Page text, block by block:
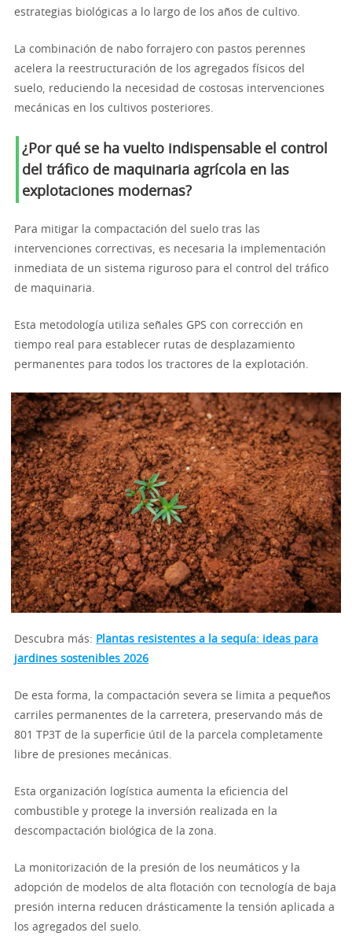
estrategias biológicas a lo largo de los años de cultivo.
La combinación de nabo forrajero con pastos perennes
acelera la reestructuración de los agregados físicos del
suelo, reduciendo la necesidad de costosas intervenciones
mecánicas en los cultivos posteriores.
¿Por qué se ha vuelto indispensable el control
del tráfico de maquinaria agrícola en las
explotaciones modernas?
Para mitigar la compactación del suelo tras las
intervenciones correctivas, es necesaria la implementación
inmediata de un sistema riguroso para el control del tráfico
de maquinaria.
Esta metodología utiliza señales GPS con corrección en
tiempo real para establecer rutas de desplazamiento
permanentes para todos los tractores de la explotación.
Descubra más: Plantas resistentes a la sequía: ideas para
jardines sostenibles 2026
De esta forma, la compactación severa se limita a pequeños
carriles permanentes de la carretera, preservando más de
801 TP3T de la superficie útil de la parcela completamente
libre de presiones mecánicas.
Esta organización logística aumenta la eficiencia del
combustible y protege la inversión realizada en la
descompactación biológica de la zona.
La monitorización de la presión de los neumáticos y la
adopción de modelos de alta flotación con tecnología de baja
presión interna reducen drásticamente la tensión aplicada a
los agregados del suelo.